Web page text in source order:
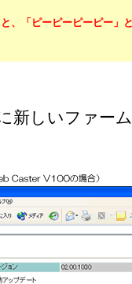
、「ピーピーピーピー」
新しいファー